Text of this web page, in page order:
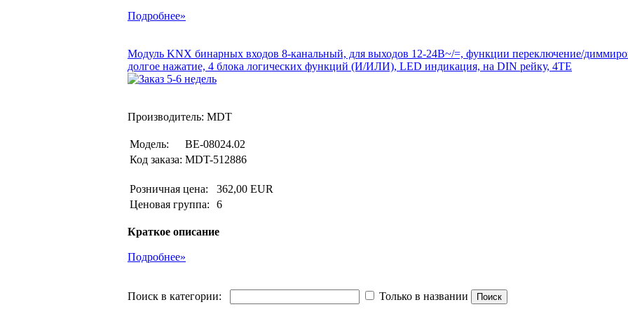
Подробнее»
Модуль KNX бинарных входов 8-канальный, для выходов 12-24В~/=, функции переключение/
долгое нажатие, 4 блока логических функций (И/ИЛИ), LED индикация, на DIN рейку, 4TE
Производитель: MDT
Модель:
BE-08024.02
Код заказа: MDT-512886
Розничная цена:
362,00 EUR
Ценовая группа:
6
Краткое описание
Подробнее»
Поиск в категории: Только в названии